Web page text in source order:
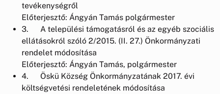
tevékenységről
Előterjesztő: Ángyán Tamás polgármester
3. A települési támogatásról és az egyéb szociális
ellátásokról szóló 2/2015. (II. 27.) Önkormányzati
rendelet módosítása
Előterjesztő: Ángyán Tamás, polgármester
4. Öskü Község Önkormányzatának 2017. évi
költségvetési rendeletének módosítása